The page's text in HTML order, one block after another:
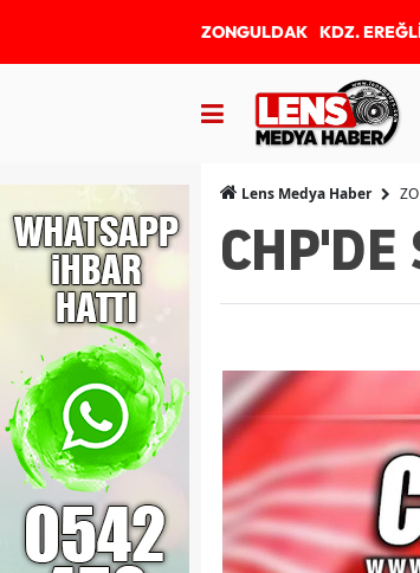
ZONGULDAK KDZ.
Lens Medya Haber
CHP'DE